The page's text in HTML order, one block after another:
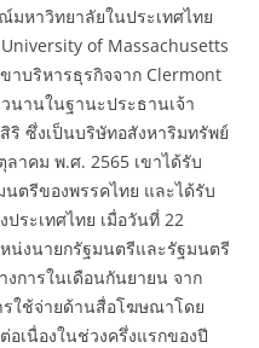
มหาวิทยาลัยในประเทศไทย
of Massachusetts
บริหารธุรกิจจาก Clermont
นานในฐานะประธานเจ้า
ซึ่งเป็นบริษัทอสังหาริมทรัพย์
าคม พ.ศ. 2565 เขาได้รับ
ตรีของพรรคไทย และได้รับ
ระเทศไทย เมื่อวันที่ 22
น่งนายกรัฐมนตรีและรัฐมนตรี
งการในเดือนกันยายน จาก
รใช้จ่ายด้านสื่อโฆษณาโดย
อเนื่องในช่วงครึ่งแรกของปี